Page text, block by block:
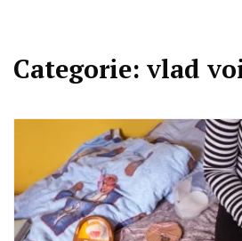
Categorie: vlad